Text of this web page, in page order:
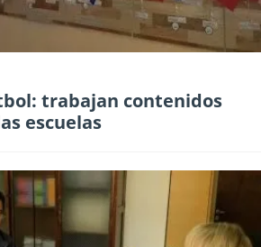
trabajan contenidos
escuelas